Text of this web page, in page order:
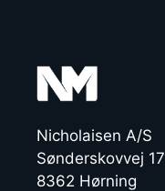
Nicholaisen A/S
Sønderskovvej 17
8362 Hørning